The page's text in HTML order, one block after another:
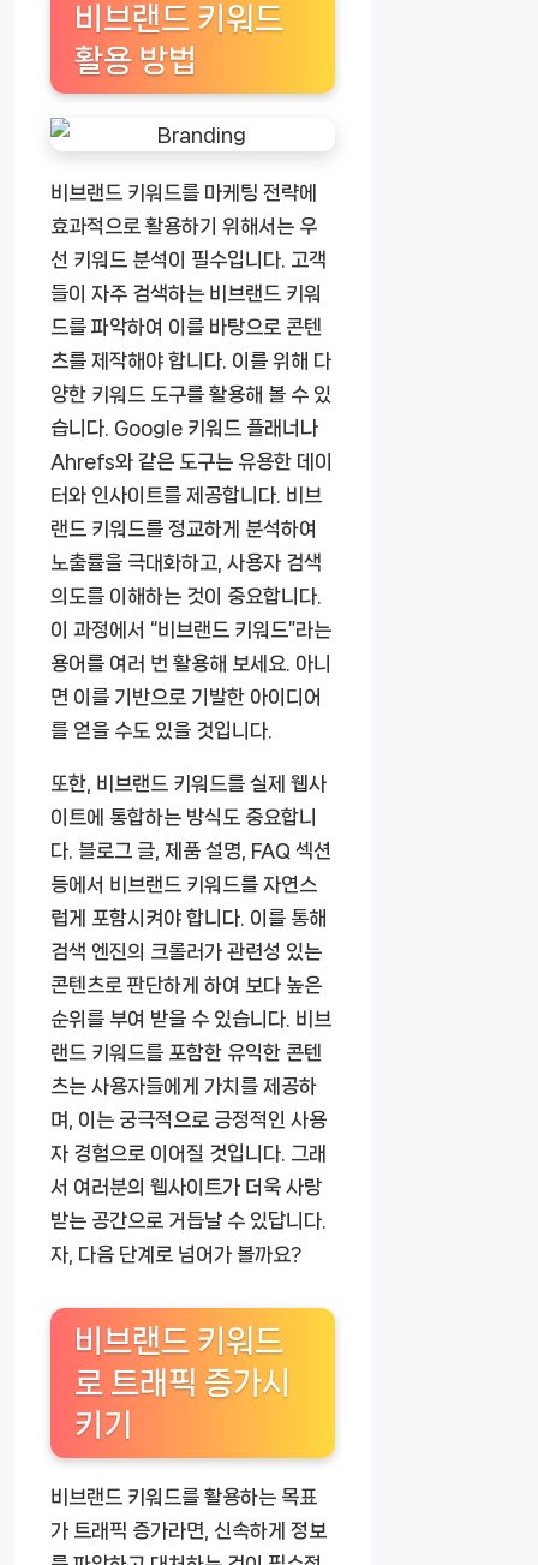
비브랜드 키워드
활용 방법
비브랜드 키워드를 마케팅 전략에
효과적으로 활용하기 위해서는 우
선 키워드 분석이 필수입니다. 고객
들이 자주 검색하는 비브랜드 키워
드를 파악하여 이를 바탕으로 콘텐
츠를 제작해야 합니다. 이를 위해 다
양한 키워드 도구를 활용해 볼 수 있
습니다. Google 키워드 플래너나
Ahrefs와 같은 도구는 유용한 데이
터와 인사이트를 제공합니다. 비브
랜드 키워드를 정교하게 분석하여
노출률을 극대화하고, 사용자 검색
의도를 이해하는 것이 중요합니다.
이 과정에서 “비브랜드 키워드”라는
용어를 여러 번 활용해 보세요. 아니
면 이를 기반으로 기발한 아이디어
를 얻을 수도 있을 것입니다.
또한, 비브랜드 키워드를 실제 웹사
이트에 통합하는 방식도 중요합니
다. 블로그 글, 제품 설명, FAQ 섹션
등에서 비브랜드 키워드를 자연스
럽게 포함시켜야 합니다. 이를 통해
검색 엔진의 크롤러가 관련성 있는
콘텐츠로 판단하게 하여 보다 높은
순위를 부여 받을 수 있습니다. 비브
랜드 키워드를 포함한 유익한 콘텐
츠는 사용자들에게 가치를 제공하
며, 이는 궁극적으로 긍정적인 사용
자 경험으로 이어질 것입니다. 그래
서 여러분의 웹사이트가 더욱 사랑
받는 공간으로 거듭날 수 있답니다.
자, 다음 단계로 넘어가 볼까요?
비브랜드 키워드
로 트래픽 증가시
키기
비브랜드 키워드를 활용하는 목표
가 트래픽 증가라면, 신속하게 정보